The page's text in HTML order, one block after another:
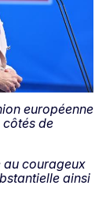
européenne
côtés de
au courageux
ainsi